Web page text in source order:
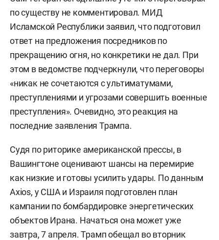
по существу не комментировал. МИД
Исламской Республики заявил, что подготовил
ответ на предложения посредников по
прекращению огня, но конкретики не дал. При
этом в ведомстве подчеркнули, что переговоры
«никак не сочетаются с ультиматумами,
преступлениями и угрозами совершить военные
преступления». Очевидно, это реакция на
последние заявления Трампа.
Судя по риторике американской прессы, в
Вашингтоне оценивают шансы на перемирие
как низкие и готовы усилить удары. По данным
Axios, у США и Израиля подготовлен план
кампании по бомбардировке энергетических
объектов Ирана. Начаться она может уже
завтра, 7 апреля. Трамп обещал во вторник